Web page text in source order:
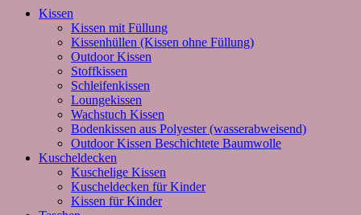
Kissen
Kissen mit Füllung
Kissenhüllen (Kissen ohne Füllung)
Outdoor Kissen
Stoffkissen
Schleifenkissen
Loungekissen
Wachstuch Kissen
Bodenkissen aus Polyester (wasserabweisend)
Outdoor Kissen Beschichtete Baumwolle
Kuscheldecken
Kuschelige Kissen
Kuscheldecken für Kinder
Kissen für Kinder